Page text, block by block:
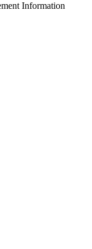
Information